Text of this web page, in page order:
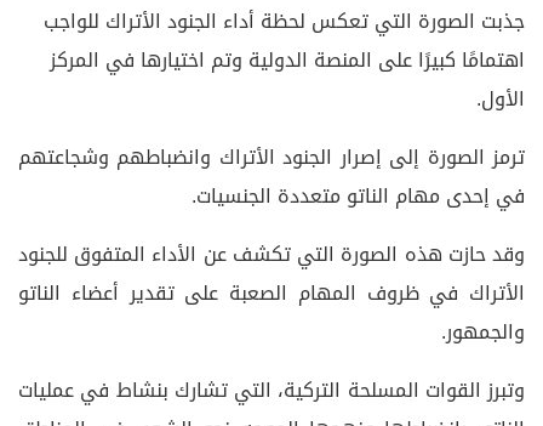
جذبت الصورة التي تعكس لحظة أداء الجنود الأتراك للواجب
اهتمامًا كبيرًا على المنصة الدولية وتم اختيارها في المركز
الأول.
ترمز الصورة إلى إصرار الجنود الأتراك وانضباطهم وشجاعتهم
في إحدى مهام الناتو متعددة الجنسيات.
وقد حازت هذه الصورة التي تكشف عن الأداء المتفوق للجنود
الأتراك في ظروف المهام الصعبة على تقدير أعضاء الناتو
والجمهور.
وتبرز القوات المسلحة التركية، التي تشارك بنشاط في عمليات